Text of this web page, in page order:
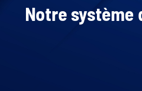
Notre système